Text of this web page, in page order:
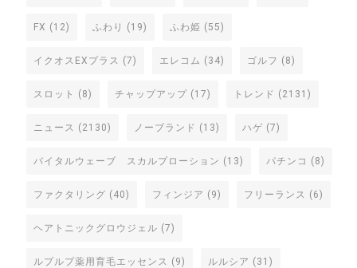
FX (12) ふわり (19) ふわ姫 (55)
イクオスEXプラス (7) エレコム (34) ゴルフ (8)
スロット (8) チャップアップ (17) トレンド (2131)
ニュース (2130) ノーブランド (13) ハゲ (7)
バイタルウェーブ スカルプローション (13) パチンコ (8)
ファクタリング (40) フィンジア (9) フリーランス (6)
ヘアトニックグロウジェル (7)
ルプルプ薬用育毛エッセンス (9) ルルシア (31)